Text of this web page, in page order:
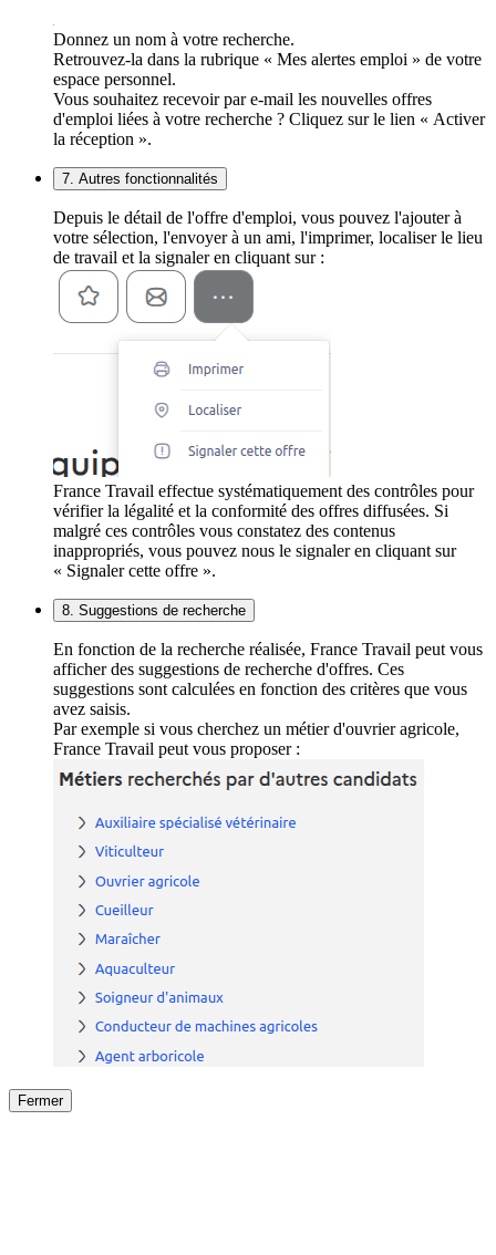
Donnez un nom à votre recherche.
Retrouvez-la dans la rubrique « Mes alertes emploi » de votre
espace personnel.
Vous souhaitez recevoir par e-mail les nouvelles offres
d'emploi liées à votre recherche ? Cliquez sur le lien « Activer
la réception ».
7. Autres fonctionnalités
Depuis le détail de l'offre d'emploi, vous pouvez l'ajouter à
votre sélection, l'envoyer à un ami, l'imprimer, localiser le lieu
de travail et la signaler en cliquant sur :
France Travail effectue systématiquement des contrôles pour
vérifier la légalité et la conformité des offres diffusées. Si
malgré ces contrôles vous constatez des contenus
inappropriés, vous pouvez nous le signaler en cliquant sur
« Signaler cette offre ».
8. Suggestions de recherche
En fonction de la recherche réalisée, France Travail peut vous
afficher des suggestions de recherche d'offres. Ces
suggestions sont calculées en fonction des critères que vous
avez saisis.
Par exemple si vous cherchez un métier d'ouvrier agricole,
France Travail peut vous proposer :
Fermer